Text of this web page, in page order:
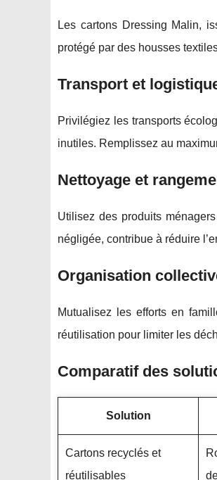
Les cartons Dressing Malin,
protégé par des housses
Transport et
Privilégiez les transports
inutiles. Remplissez au
Nettoyage et
Utilisez des produits
négligée, contribue à réduire
Organisation
Mutualisez les efforts en
réutilisation pour limiter les
Comparatif des
Solution
Cartons recyclés et
réutilisables